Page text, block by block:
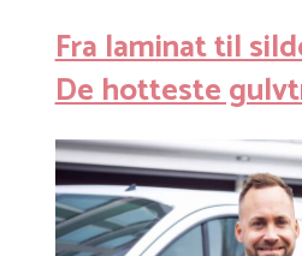
Fra laminat til
De hotteste